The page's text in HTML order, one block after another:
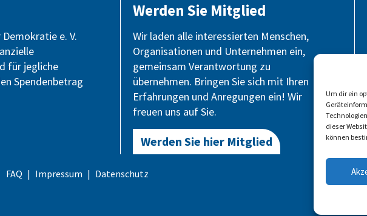
Um dir ein
dieser
können
Demokratie e. V.
für jegliche
Spendenbetrag
Werden Sie Mitglied
Wir laden alle interessierten Menschen,
Organisationen und Unternehmen ein,
gemeinsam Verantwortung zu
übernehmen. Bringen Sie sich mit Ihren
Erfahrungen und Anregungen ein! Wir
freuen uns auf Sie.
Werden Sie hier Mitglied
FAQ Impressum Datenschutz